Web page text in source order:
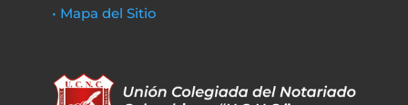
• Mapa del Sitio